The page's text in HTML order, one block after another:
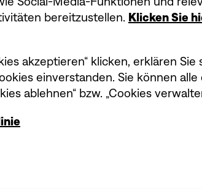
bereitzustellen. Klicken Sie
akzeptieren“ klicken, erklären
einverstanden. Sie können
ablehnen“ bzw. „Cookies